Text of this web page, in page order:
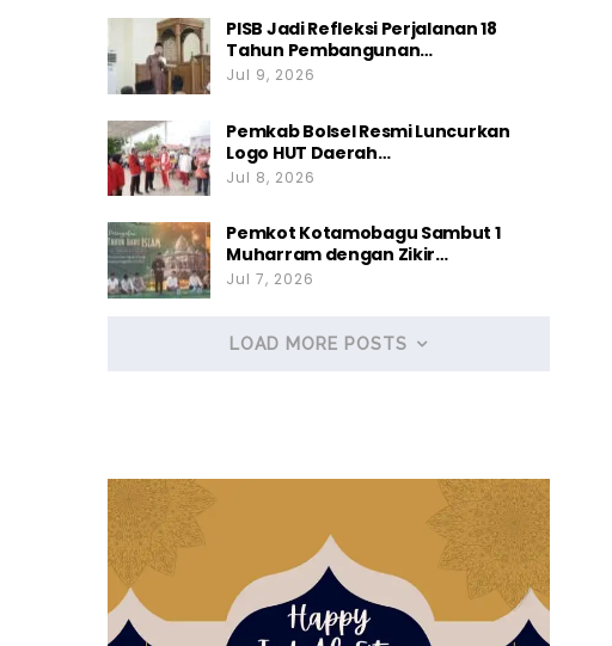
PISB Jadi Refleksi Perjalanan 18
Tahun Pembangunan…
Jul 9, 2026
Pemkab Bolsel Resmi Luncurkan
Logo HUT Daerah…
Jul 8, 2026
Pemkot Kotamobagu Sambut 1
Muharram dengan Zikir…
Jul 7, 2026
LOAD MORE POSTS